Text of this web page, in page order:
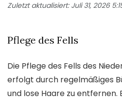
Zuletzt aktualisiert: Juli 31, 2026
Pflege des Fells
Die Pflege des Fells des
erfolgt durch regelmäßiges
und lose Haare zu entfernen.